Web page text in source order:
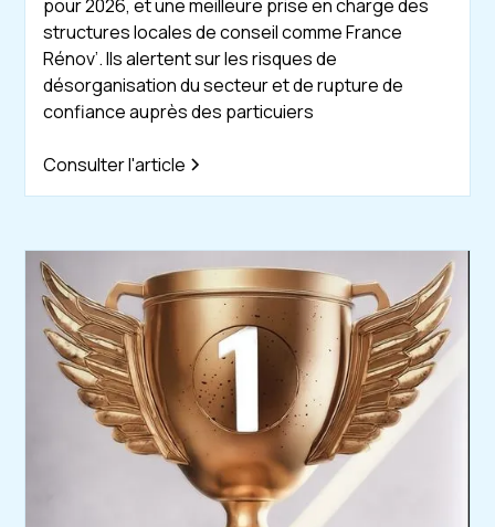
pour 2026, et une meilleure prise en charge des
structures locales de conseil comme France
Rénov’. Ils alertent sur les risques de
désorganisation du secteur et de rupture de
confiance auprès des particuiers
Consulter l'article